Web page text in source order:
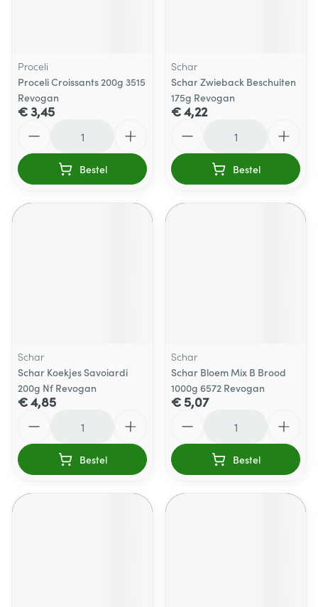
Proceli
Proceli Croissants 200g 3515
Revogan
€ 3,45
Bestel
Schar
Schar Zwieback Beschuiten
175g Revogan
€ 4,22
Bestel
Schar
Schar Koekjes Savoiardi
200g Nf Revogan
€ 4,85
Bestel
Schar
Schar Bloem Mix B Brood
1000g 6572 Revogan
€ 5,07
Bestel